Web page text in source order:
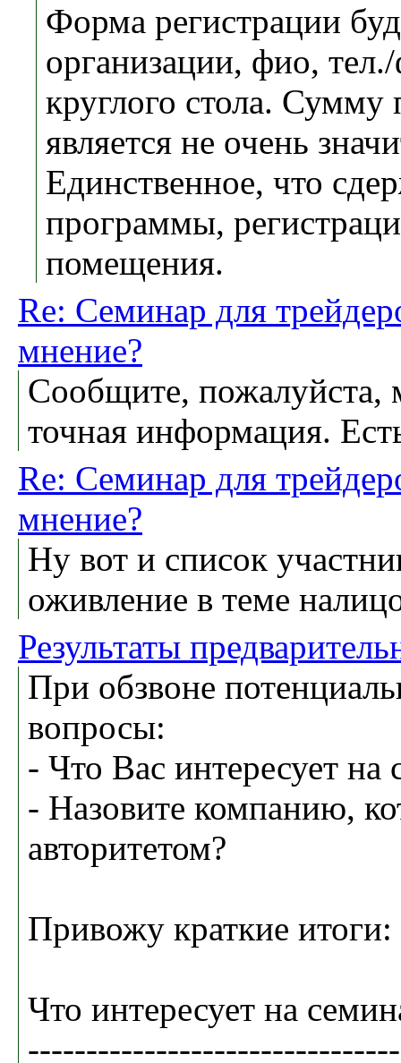
Форма регистрации
организации, фио,
круглого стола.
является не очень
Единственное, что
программы,
помещения.
Re: Семинар для
мнение?
Сообщите, пожалуйста,
точная информация.
Re: Семинар для
мнение?
Ну вот и список
оживление в теме
Результаты
При обзвоне
вопросы:
- Что Вас интересует на
- Назовите компанию,
авторитетом?
Привожу краткие итоги:
Что интересует на